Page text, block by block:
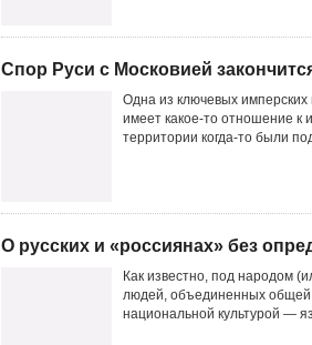
Спор Руси с Московией
Одна из ключевых
имеет какое-то отношение к
территории когда-то были
О русских и «россиянах» без
Как известно, под народом
людей, объединенных общей
национальной культурой —